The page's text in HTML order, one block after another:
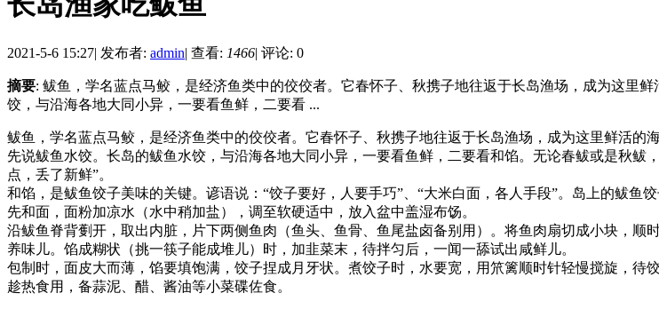
2021-5-6 15:27| 发布者: admin| 查看: 1466| 评论: 0
摘要: 鲅鱼，学名蓝点马鲛，是经济鱼类中的佼佼者。它春怀子、秋携子地往返于长岛渔场，成为这里
饺，与沿海各地大同小异，一要看鱼鲜，二要看 ...
鲅鱼，学名蓝点马鲛，是经济鱼类中的佼佼者。它春怀子、秋携子地往返于长岛渔场，成为这里鲜活的
先说鲅鱼水饺。长岛的鲅鱼水饺，与沿海各地大同小异，一要看鱼鲜，二要看和馅。无论春鲅或是秋
点，丢了新鲜”。
和馅，是鲅鱼饺子美味的关键。谚语说：“饺子要好，人要手巧”、“大米白面，各人手段”。岛上的鲅鱼
先和面，面粉加凉水（水中稍加盐），调至软硬适中，放入盆中盖湿布饧。
沿鲅鱼脊背劐开，取出内脏，片下两侧鱼肉（鱼头、鱼骨、鱼尾盐卤备别用）。将鱼肉扇切成小块，
养味儿。馅成糊状（挑一筷子能成堆儿）时，加韭菜末，待拌匀后，一闻一舔试出咸鲜儿。
包制时，面皮大而薄，馅要填饱满，饺子捏成月牙状。煮饺子时，水要宽，用笊篱顺时针轻慢搅旋，待
趁热食用，备蒜泥、醋、酱油等小菜碟佐食。